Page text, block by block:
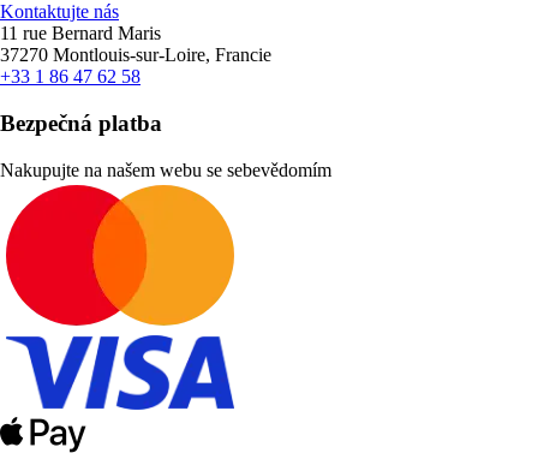
Kontaktujte nás
11 rue Bernard Maris
37270 Montlouis-sur-Loire, Francie
+33 1 86 47 62 58
Bezpečná platba
Nakupujte na našem webu se sebevědomím